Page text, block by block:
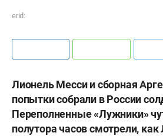
erid:
Лионель Месси и сборная
попытки собрали в России
Переполненные «Лужники»
полутора часов смотрели, как